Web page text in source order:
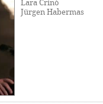
Lara Crinò
Jürgen Habermas